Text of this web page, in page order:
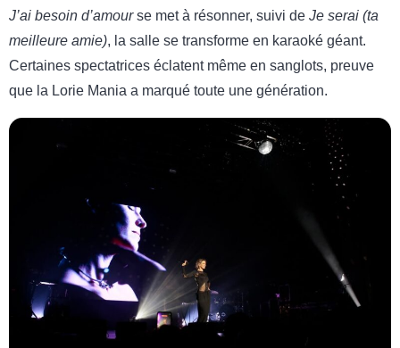
J’ai besoin d’amourse met à résonner, suivi de Je serai (ta
meilleure amie), la salle se transforme en karaoké géant.
Certaines spectatrices éclatent même en sanglots, preuve
que la Lorie Mania a marqué toute une génération.